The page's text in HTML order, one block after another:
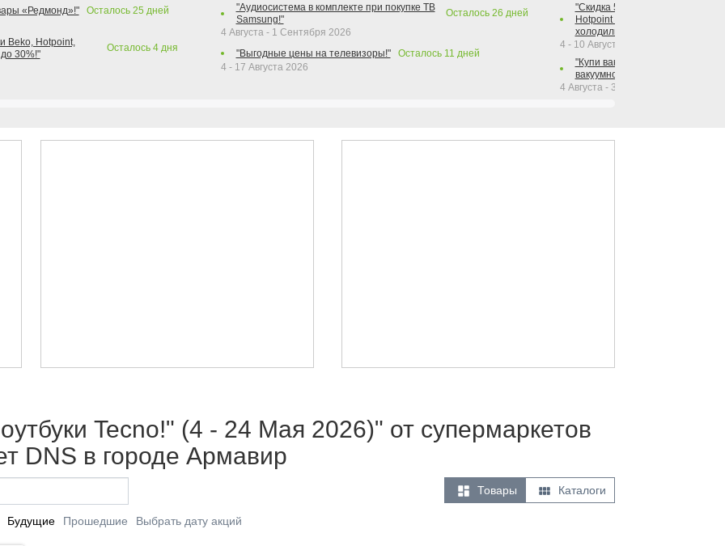
«Редмонд»!" Осталось 25 дней
Beko, Hotpoint,
30%!"
Осталось 4дня
"Аудиосистема в комплекте при покупке ТВ
Samsung!"
Осталось 26 дней
4 Августа - 1 Сентября 2026
"Выгодные цены на телевизоры!"
Осталось 11 дней
4 - 17 Августа 2026
"Скидка 50% на варочную
Hotpoint при покупке духового
холодильника Hotpoint!"
4 - 10 Августа 2026
"Купи вакуумный упаковщик +
вакуумного упаковщика =
4 Августа - 30 Сентября 2026
Tecno!" (4 - 24 Мая 2026)" от супермаркетов
DNS в городе Армавир
 Товары  Каталоги
Будущие Прошедшие Выбрать дату акций